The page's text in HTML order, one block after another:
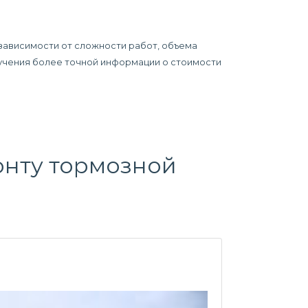
от сложности работ, объема
более точной информации о стоимости
тормозной